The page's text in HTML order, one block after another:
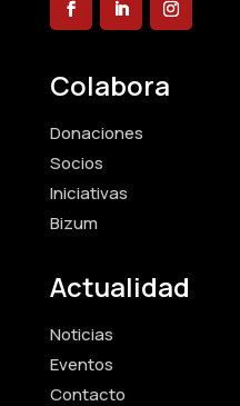
Colabora
Donaciones
Socios
Iniciativas
Bizum
Actualidad
Noticias
Eventos
Contacto